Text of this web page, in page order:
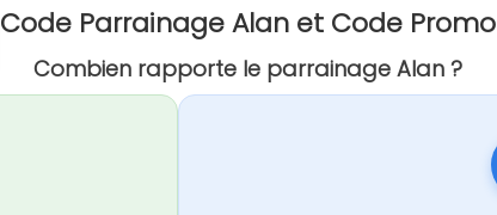
Code Parrainage Alan et Code Promo
Combien rapporte le parrainage Alan ?